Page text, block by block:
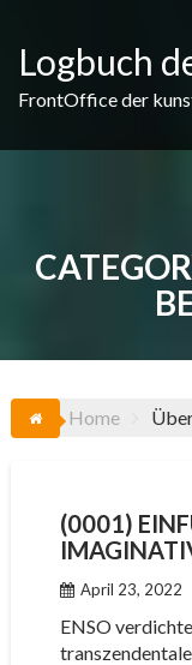
content
Logbuch
FrontOffice der
Home
(0001)
April 23, 2022
ENSO